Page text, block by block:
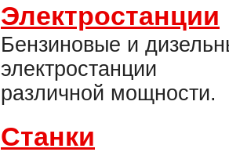
Электростанции
Бензиновые и
электростанции
различной мощности.
Станки